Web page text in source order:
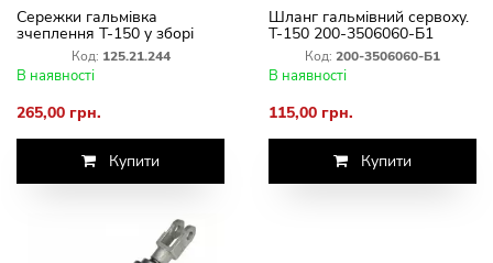
Сережки гальмівка
зчеплення Т-150 у зборі
(сталь) 125.21.244
Код: 125.21.244
В наявності
265,00 грн.
Купити
Шланг гальмівний сервоху.
Т-150 200-3506060-Б1
Код: 200-3506060-Б1
В наявності
115,00 грн.
Купити